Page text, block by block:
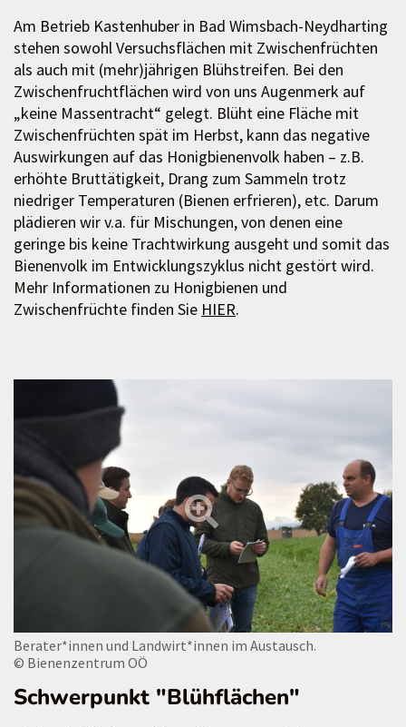
Am Betrieb Kastenhuber in Bad Wimsbach-Neydharting
stehen sowohl Versuchsflächen mit Zwischenfrüchten
als auch mit (mehr)jährigen Blühstreifen. Bei den
Zwischenfruchtflächen wird von uns Augenmerk auf
„keine Massentracht“ gelegt. Blüht eine Fläche mit
Zwischenfrüchten spät im Herbst, kann das negative
Auswirkungen auf das Honigbienenvolk haben – z.B.
erhöhte Bruttätigkeit, Drang zum Sammeln trotz
niedriger Temperaturen (Bienen erfrieren), etc. Darum
plädieren wir v.a. für Mischungen, von denen eine
geringe bis keine Trachtwirkung ausgeht und somit das
Bienenvolk im Entwicklungszyklus nicht gestört wird.
Mehr Informationen zu Honigbienen und
Zwischenfrüchte finden Sie HIER.
Berater*innen und Landwirt*innen im Austausch.
© Bienenzentrum OÖ
Schwerpunkt "Blühflächen"